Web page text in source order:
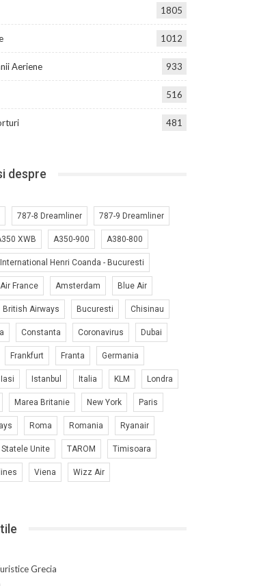
1805
1012
Aeriene 933
516
481
despre
787-8 Dreamliner 787-9 Dreamliner
XWB A350-900 A380-800
Henri Coanda - Bucuresti
Air France Amsterdam Blue Air
British Airways Bucuresti Chisinau
Constanta Coronavirus Dubai
Frankfurt Franta Germania
Iasi Istanbul Italia KLM Londra
Marea Britanie New York Paris
Roma Romania Ryanair
Statele Unite TAROM Timisoara
Viena Wizz Air
Grecia